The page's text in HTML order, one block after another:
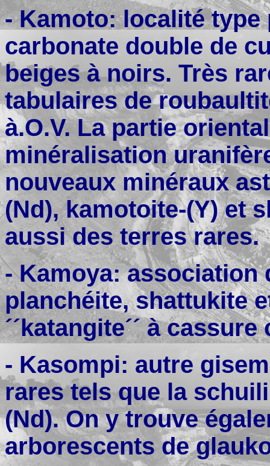
- Kamoto: localité type
carbonate double de
beiges à noirs. Très
tabulaires de
à.O.V. La partie
minéralisation
nouveaux minéraux
(Nd), kamotoite-(Y) et
aussi des terres rares.
- Kamoya: association
planchéite, shattukite
´´katangite´´ à
- Kasompi: autre
rares tels que la
(Nd). On y trouve
arborescents de